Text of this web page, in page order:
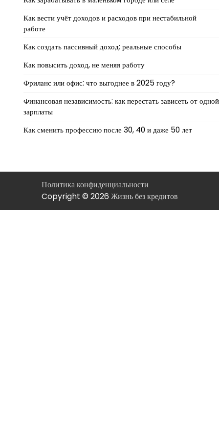
Как вести учёт доходов и расходов при нестабильной
работе
Как создать пассивный доход: реальные способы
Как повысить доход, не меняя работу
Фриланс или офис: что выгоднее в 2025 году?
Финансовая независимость: как перестать зависеть от одной
зарплаты
Как сменить профессию после 30, 40 и даже 50 лет
Политика конфиденциальности
Copyright © 2026 Жизнь без кредитов